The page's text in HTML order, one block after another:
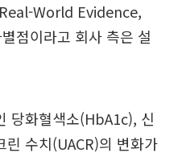
World Evidence,
점이라고 회사 측은 설
당화혈색소(HbA1c), 신
린 수치(UACR)의 변화가